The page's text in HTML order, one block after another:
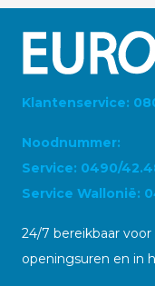
Klantenservice:
Noodnummer:
Service: 0490/
Service Wallonië:
24/7 bereikbaar
openingsuren en in